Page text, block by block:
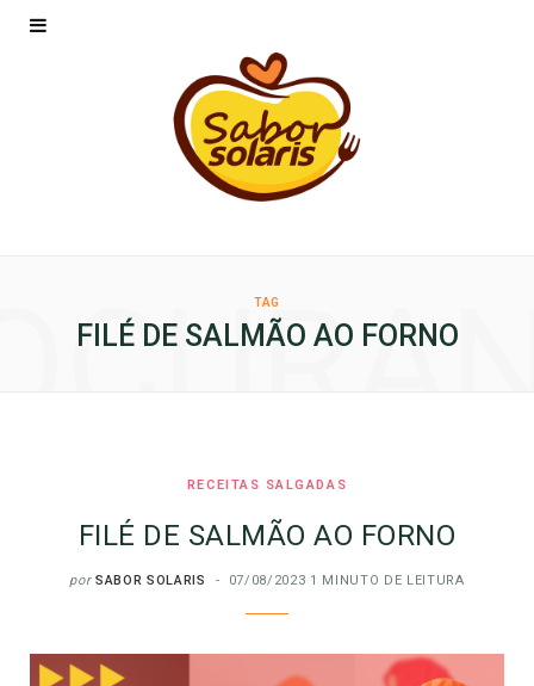
TAG
FILÉ DE SALMÃO AO FORNO
RECEITAS SALGADAS
FILÉ DE SALMÃO AO FORNO
por SABOR SOLARIS 07/08/2023 1 MINUTO DE LEITURA